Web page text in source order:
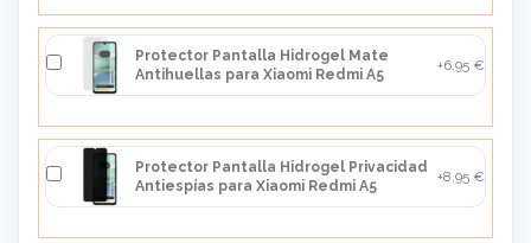
Protector Pantalla Hidrogel Mate
Antihuellas para Xiaomi Redmi A5
+6,95 €
Protector Pantalla Hidrogel Privacidad
Antiespías para Xiaomi Redmi A5
+8,95 €